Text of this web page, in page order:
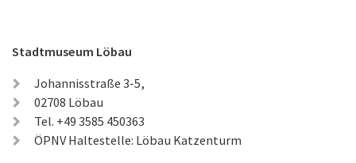
Stadtmuseum Löbau
Johannisstraße 3-5,
02708 Löbau
Tel. +49 3585 450363
ÖPNV Haltestelle: Löbau Katzenturm